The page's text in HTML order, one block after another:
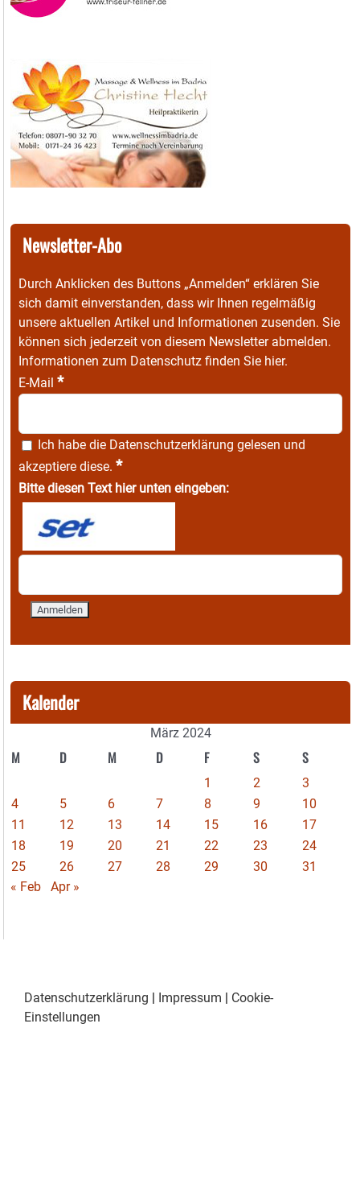
Newsletter-Abo
Durch Anklicken des Buttons „Anmelden“ erklären Sie
sich damit einverstanden, dass wir Ihnen regelmäßig
unsere aktuellen Artikel und Informationen zusenden. Sie
können sich jederzeit von diesem Newsletter abmelden.
Informationen zum Datenschutz finden Sie hier.
E-Mail *
Ich habe die Datenschutzerklärung gelesen und
akzeptiere diese. *
Bitte diesen Text hier unten eingeben:
Kalender
März 2024
M D M D F S S
1 2
3
4
5 6 7 8 9
10
11
12 13 14 15 16
17
18
19 20 21 22 23
24
25
26 27 28 29 30
31
« Feb
Apr »
Datenschutzerklärung Impressum
Cookie-
Einstellungen